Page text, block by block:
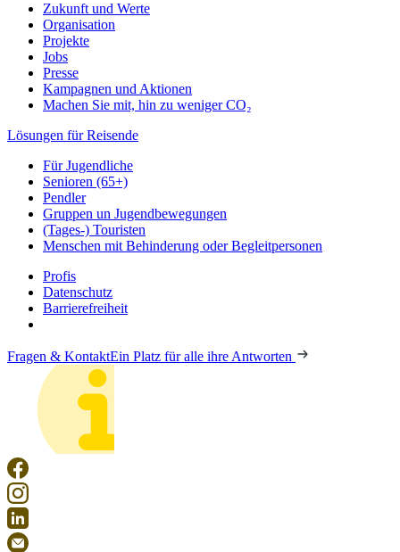
Zukunft und Werte
Organisation
Projekte
Jobs
Presse
Kampagnen und Aktionen
Machen Sie mit, hin zu weniger CO₂
Lösungen für Reisende
Für Jugendliche
Senioren (65+)
Pendler
Gruppen un Jugendbewegungen
(Tages-) Touristen
Menschen mit Behinderung oder Begleitpersonen
Profis
Datenschutz
Barrierefreiheit
Fragen & KontaktEin Platz für alle ihre Antworten